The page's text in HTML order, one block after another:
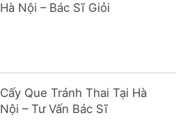
Hà Nội – Bác Sĩ Giỏi
Cấy Que Tránh Thai Tại Hà
Nội – Tư Vấn Bác Sĩ